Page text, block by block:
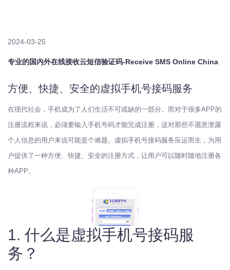
2024-03-25
专业的国内外在线接收云短信验证码-Receive SMS Online China
方便、快捷、安全的虚拟手机号接码服务
在现代社会，手机成为了人们生活不可或缺的一部分。而对于很多APP的
注册流程来说，必须要输入手机号码才能完成注册，这对那些不愿意泄露
个人信息的用户来说可能是个难题。虚拟手机号接码服务应运而生，为用
户提供了一种方便、快捷、安全的注册方式，让用户可以随时随地注册各
种APP。
1. 什么是虚拟手机号接码服
务？